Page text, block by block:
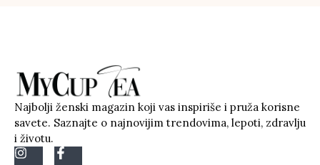
Najbolji ženski magazin koji vas inspiriše i pruža korisne
savete. Saznajte o najnovijim trendovima, lepoti, zdravlju
i životu.